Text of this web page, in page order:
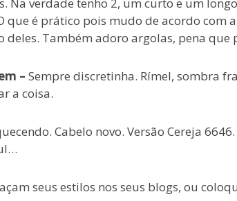
Na verdade tenho 2, um curto e um
que é prático pois mudo de acordo com
deles. Também adoro argolas, pena
– Sempre discretinha. Rímel, sombra
a coisa.
Cabelo novo. Versão Cereja
seus estilos nos seus blogs, ou